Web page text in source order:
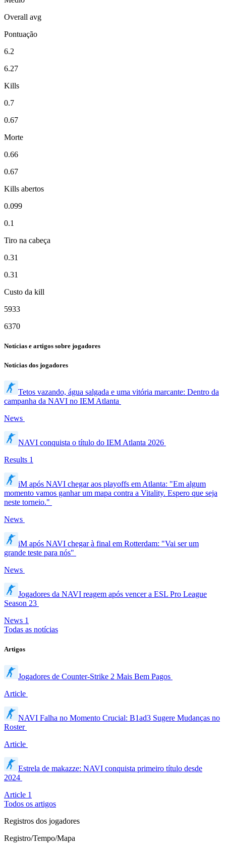
Overall avg
Pontuação
6.2
6.27
Kills
0.7
0.67
Morte
0.66
0.67
Kills abertos
0.099
0.1
Tiro na cabeça
0.31
0.31
Custo da kill
5933
6370
Notícias e artigos sobre jogadores
Notícias dos jogadores
Tetos vazando, água salgada e uma vitória marcante: Dentro da
campanha da NAVI no IEM Atlanta
News
NAVI conquista o título do IEM Atlanta 2026
Results 1
iM após NAVI chegar aos playoffs em Atlanta: "Em algum
momento vamos ganhar um mapa contra a Vitality. Espero que seja
neste torneio."
News
iM após NAVI chegar à final em Rotterdam: "Vai ser um
grande teste para nós"
News
Jogadores da NAVI reagem após vencer a ESL Pro League
Season 23
News 1
Todas as notícias
Artigos
Jogadores de Counter-Strike 2 Mais Bem Pagos
Article
NAVI Falha no Momento Crucial: B1ad3 Sugere Mudanças no
Roster
Article
Estrela de makazze: NAVI conquista primeiro título desde
2024
Article 1
Todos os artigos
Registros dos jogadores
Registro/Tempo/Mapa